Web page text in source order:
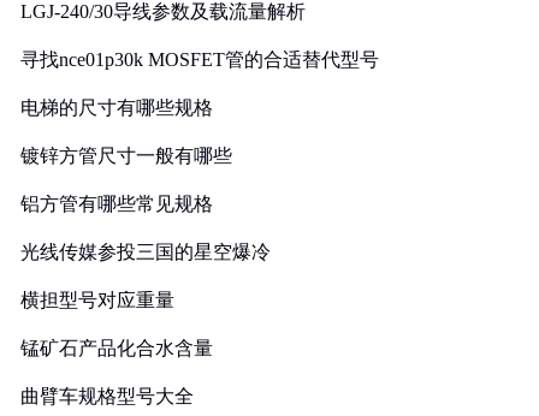
LGJ-240/30导线参数及载流量解析
寻找nce01p30k MOSFET管的合适替代型号
电梯的尺寸有哪些规格
镀锌方管尺寸一般有哪些
铝方管有哪些常见规格
光线传媒参投三国的星空爆冷
横担型号对应重量
锰矿石产品化合水含量
曲臂车规格型号大全